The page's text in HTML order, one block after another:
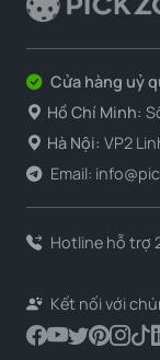
Cửa hàng uỷ
Hồ Chí Minh:
Hà Nội: VP2
Email:
Hotline hỗ trợ
Kết nối với